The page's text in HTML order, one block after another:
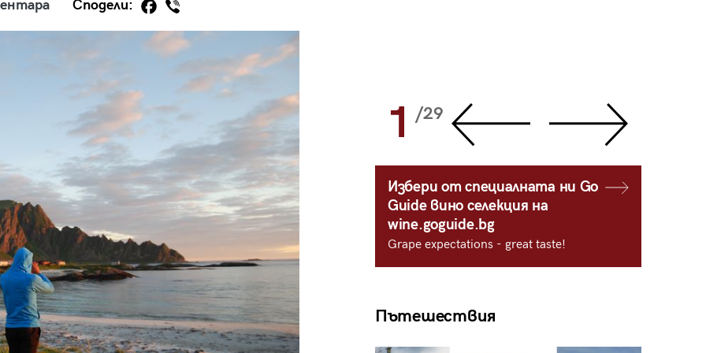
Сподели:
29/29 1 /29
Избери от специалната ни Go
Guide вино селекция на
wine.goguide.bg
Grape expectations - great taste!
Пътешествия